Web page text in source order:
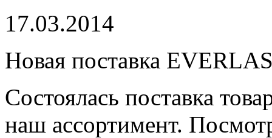
17.03.2014
Новая поставка
Состоялась поставка
наш ассортимент.